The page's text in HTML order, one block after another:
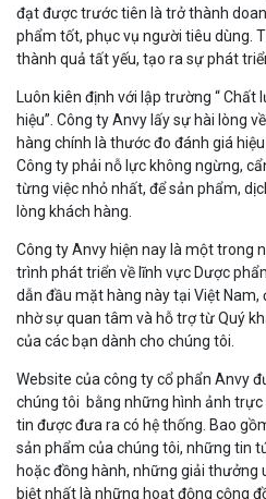
đạt được trước tiên là trở thành
phẩm tốt, phục vụ người tiêu dùng.
thành quả tất yếu, tạo ra sự phát
Luôn kiên định với lập trường “
hiệu”. Công ty Anvy lấy sự hài lòng
hàng chính là thước đo đánh giá
Công ty phải nỗ lực không ngừng,
từng việc nhỏ nhất, để sản phẩm,
lòng khách hàng.
Công ty Anvy hiện nay là một trong
trình phát triển về lĩnh vực Dược
dẫn đầu mặt hàng này tại Việt Nam,
nhờ sự quan tâm và hỗ trợ từ Quý
của các bạn dành cho chúng tôi.
Website của công ty cổ phẩn Anvy
chúng tôi bằng những hình ảnh
tin được đưa ra có hệ thống. Bao
sản phẩm của chúng tôi, những tin
hoặc đồng hành, những giải
biệt nhất là những hoạt động cộng